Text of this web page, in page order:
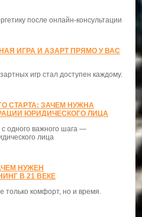
после онлайн-консультации
ИГРА И АЗАРТ ПРЯМО У ВАС
игр стал доступен каждому.
СТАРТА: ЗАЧЕМ НУЖНА
ЮРИДИЧЕСКОГО ЛИЦА
одного важного шага —
лица
НУЖЕН
В 21 ВЕКЕ
комфорт, но и время.